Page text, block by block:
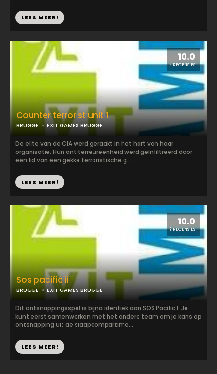
LEES MEER!
10.0
2 RECENSIES
Counter terrorist unit 1
BRUGGE EXIT GAMES BRUGGE
De elite van de CIA werd geraakt in het hart van haar
organisatie. Hun antiterreureenheid werd geïnfiltreerd door
een lid van een gekke terroristische g...
LEES MEER!
10.0
2 RECENSIES
Sos pacific ii
BRUGGE EXIT GAMES BRUGGE
Dit ontsnappingsspel is bijna identiek aan SOS Pacific I. Je
kunt eerst samenwerken met het andere team om je kans op
ontsnapping uit de slaapcompartime...
LEES MEER!